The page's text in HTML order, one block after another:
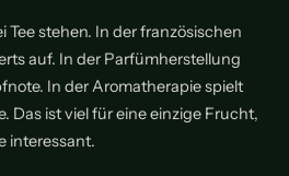
stehen. In der französischen
auf. In der Parfümherstellung
In der Aromatherapie spielt
Das ist viel für eine einzige Frucht,
interessant.